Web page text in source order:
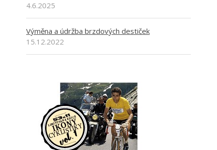
4.6.2025
Výměna a údržba brzdových destiček
15.12.2022